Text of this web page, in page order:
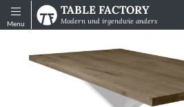
Menu
TABLE FACTORY
Modern und irgendwie anders
Shop Infos